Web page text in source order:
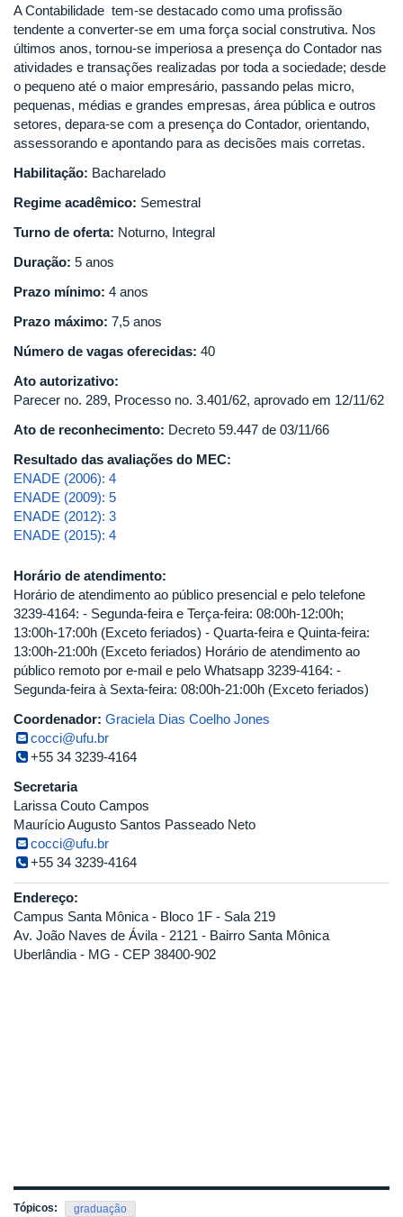
A Contabilidade tem-se destacado como uma profissão
tendente a converter-se em uma força social construtiva. Nos
últimos anos, tornou-se imperiosa a presença do Contador nas
atividades e transações realizadas por toda a sociedade; desde
o pequeno até o maior empresário, passando pelas micro,
pequenas, médias e grandes empresas, área pública e outros
setores, depara-se com a presença do Contador, orientando,
assessorando e apontando para as decisões mais corretas.
Habilitação: Bacharelado
Regime acadêmico: Semestral
Turno de oferta: Noturno, Integral
Duração: 5 anos
Prazo mínimo: 4 anos
Prazo máximo: 7,5 anos
Número de vagas oferecidas: 40
Ato autorizativo:
Parecer no. 289, Processo no. 3.401/62, aprovado em 12/11/62
Ato de reconhecimento: Decreto 59.447 de 03/11/66
Resultado das avaliações do MEC:
ENADE (2006): 4
ENADE (2009): 5
ENADE (2012): 3
ENADE (2015): 4
Horário de atendimento:
Horário de atendimento ao público presencial e pelo telefone
3239-4164: - Segunda-feira e Terça-feira: 08:00h-12:00h;
13:00h-17:00h (Exceto feriados) - Quarta-feira e Quinta-feira:
13:00h-21:00h (Exceto feriados) Horário de atendimento ao
público remoto por e-mail e pelo Whatsapp 3239-4164: -
Segunda-feira à Sexta-feira: 08:00h-21:00h (Exceto feriados)
Coordenador: Graciela Dias Coelho Jones
cocci@ufu.br
+55 34 3239-4164
Secretaria
Larissa Couto Campos
Maurício Augusto Santos Passeado Neto
cocci@ufu.br
+55 34 3239-4164
Endereço:
Campus Santa Mônica - Bloco 1F - Sala 219
Av. João Naves de Ávila - 2121 - Bairro Santa Mônica
Uberlândia - MG - CEP 38400-902
Tópicos: graduação